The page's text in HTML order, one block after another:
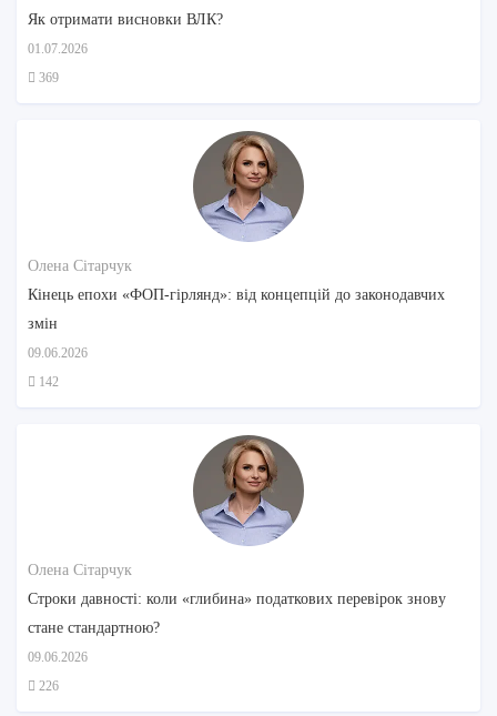
Як отримати висновки ВЛК?
01.07.2026
369
Олена Сітарчук
Кінець епохи «ФОП-гірлянд»: від концепцій до законодавчих
змін
09.06.2026
142
Олена Сітарчук
Строки давності: коли «глибина» податкових перевірок знову
стане стандартною?
09.06.2026
226